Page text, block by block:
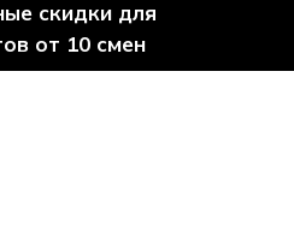
скидки для
от 10 смен